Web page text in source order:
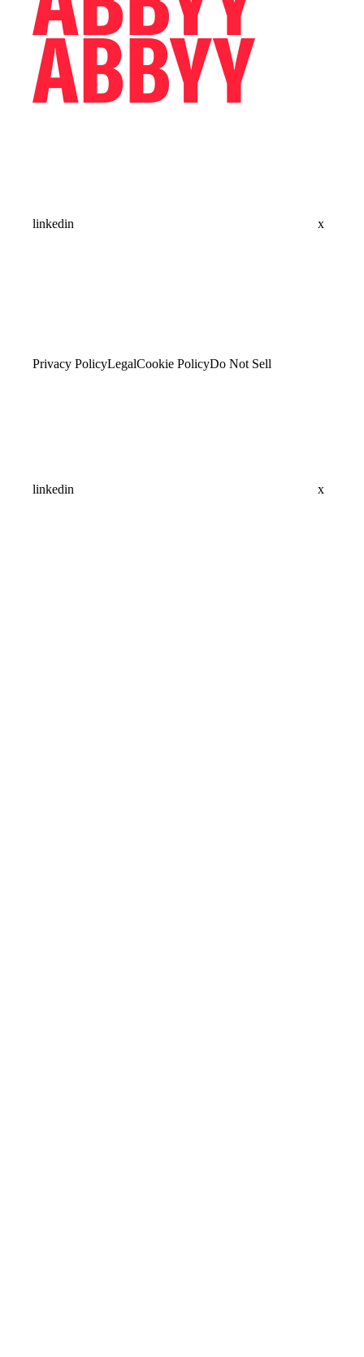
linkedin x
Privacy PolicyLegalCookie PolicyDo Not Sell
linkedin x